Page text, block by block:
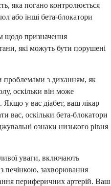
яка погано контролюється
або інші бета-блокатори
щодо призначення
які можуть бути порушені
з диханням, як
оскільки він може
у вас діабет, ваш лікар
вас, оскільки бета-блокатори
ознаки низького рівня
уваги, включають
печінкою, захворювання
периферичних артерій. Ваш